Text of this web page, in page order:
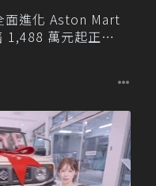
面進化 Aston Mart
1,488 萬元起正式